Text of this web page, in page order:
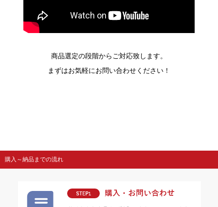
商品選定の段階からご対応致します。
まずはお気軽にお問い合わせください！
購入～納品までの流れ